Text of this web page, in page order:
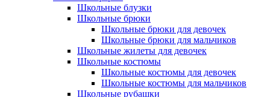
Школьные блузки
Школьные брюки
Школьные брюки для девочек
Школьные брюки для мальчиков
Школьные жилеты для девочек
Школьные костюмы
Школьные костюмы для девочек
Школьные костюмы для мальчиков
Школьные рубашки